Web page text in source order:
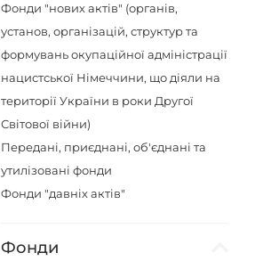
Фонди "нових актів" (органів,
установ, організацій, структур та
формувань окупаційної адміністрації
нацистської Німеччини, що діяли на
території України в роки Другої
Світової війни)
Передані, приєднані, об'єднані та
утилізовані фонди
Фонди "давніх актів"
Фонди